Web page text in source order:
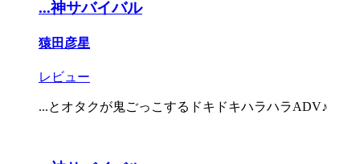
...神サバイバル
猿田彦星
レビュー
...とオタクが鬼ごっこするドキドキハラハラADV♪